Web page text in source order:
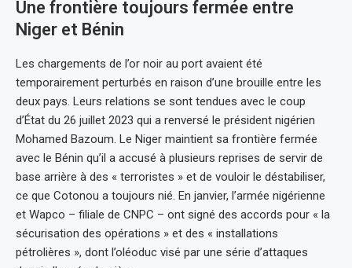
Une frontière toujours fermée entre
Niger et Bénin
Les chargements de l’or noir au port avaient été
temporairement perturbés en raison d’une brouille entre les
deux pays. Leurs relations se sont tendues avec le coup
d’État du 26 juillet 2023 qui a renversé le président nigérien
Mohamed Bazoum. Le Niger maintient sa frontière fermée
avec le Bénin qu’il a accusé à plusieurs reprises de servir de
base arrière à des « terroristes » et de vouloir le déstabiliser,
ce que Cotonou a toujours nié. En janvier, l’armée nigérienne
et Wapco – filiale de CNPC – ont signé des accords pour « la
sécurisation des opérations » et des « installations
pétrolières », dont l’oléoduc visé par une série d’attaques